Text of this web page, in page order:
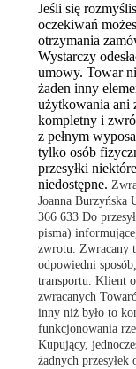
Jeśli się
oczekiwań
otrzymania
Wystarczy
umowy. Towar
żaden inny
użytkowania ani
kompletny i
z pełnym
tylko osób
przesyłki
niedostępne.
Joanna Burzyńska
366 633 Do
pisma)
zwrotu. Zwracany
odpowiedni
transportu. Klient
zwracanych
inny niż było to
funkcjonowania
Kupujący,
żadnych przesyłek